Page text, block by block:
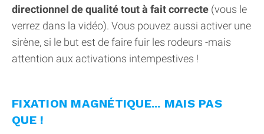
directionnel de qualité tout à fait correcte (vous le
verrez dans la vidéo). Vous pouvez aussi activer une
sirène, si le but est de faire fuir les rodeurs -mais
attention aux activations intempestives !
FIXATION MAGNÉTIQUE... MAIS PAS
QUE !